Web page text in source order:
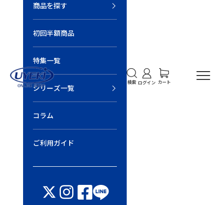
メニ
UYEKI オンラインショップ 検索を開く
検索
アカウントページに移
ログイン
カートを開く
カート
商品を探す
初回半額商品
特集一覧
シリーズ一覧
コラム
ご利用ガイド